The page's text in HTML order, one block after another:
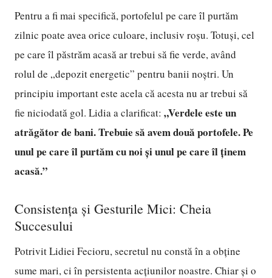
Pentru a fi mai specifică, portofelul pe care îl purtăm
zilnic poate avea orice culoare, inclusiv roșu. Totuși, cel
pe care îl păstrăm acasă ar trebui să fie verde, având
rolul de „depozit energetic” pentru banii noștri. Un
principiu important este acela că acesta nu ar trebui să
fie niciodată gol. Lidia a clarificat: „Verdele este un
atrăgător de bani. Trebuie să avem două portofele. Pe
unul pe care îl purtăm cu noi și unul pe care îl ținem
acasă.”
Consistența și Gesturile Mici: Cheia
Succesului
Potrivit Lidiei Fecioru, secretul nu constă în a obține
sume mari, ci în persistenta acțiunilor noastre. Chiar și o